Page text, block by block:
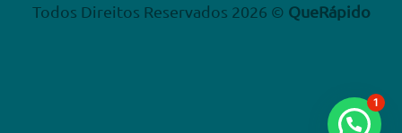
Todos Direitos Reservados 2026 © QueRápido
1